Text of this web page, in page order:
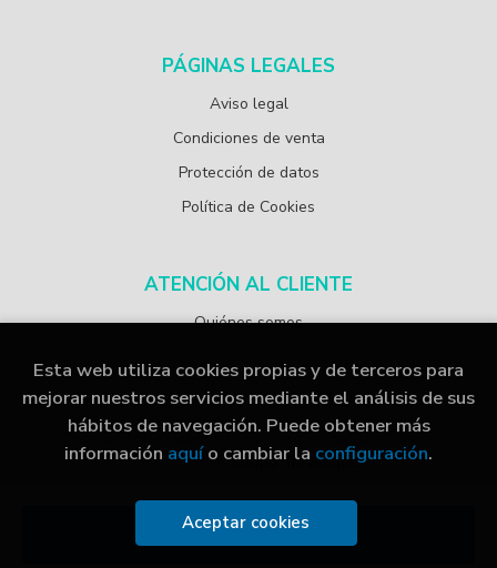
Añadir a mi cesta
PÁGINAS LEGALES
Aviso legal
Condiciones de venta
Protección de datos
Política de Cookies
ATENCIÓN AL CLIENTE
Quiénes somos
2026 ©Librería Papelería Navarro. Todos los Derechos
Reservados |Grupo Trevenque
Esta web utiliza cookies propias y de terceros para
mejorar nuestros servicios mediante el análisis de sus
hábitos de navegación. Puede obtener más
información aquío cambiar la configuración.
Aceptar cookies